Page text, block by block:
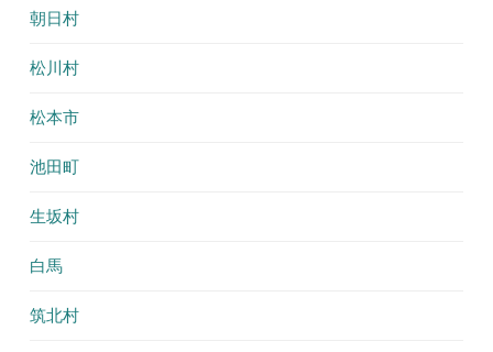
朝日村
松川村
松本市
池田町
生坂村
白馬
筑北村